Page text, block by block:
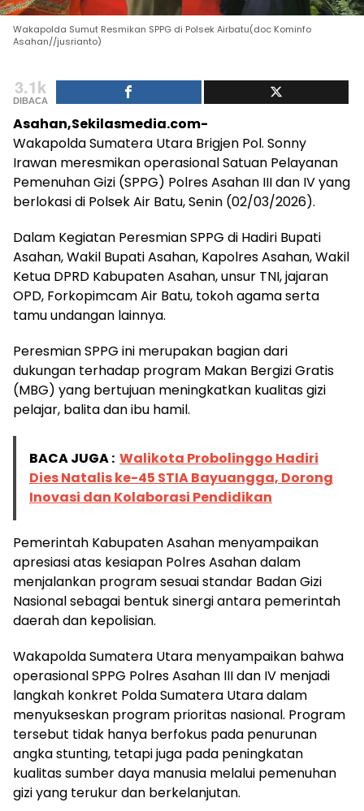
Wakapolda Sumut Resmikan SPPG di Polsek Airbatu(doc Kominfo
Asahan//jusrianto)
3.1k
DIBACA
Asahan,Sekilasmedia.com-
Wakapolda Sumatera Utara Brigjen Pol. Sonny
Irawan meresmikan operasional Satuan Pelayanan
Pemenuhan Gizi (SPPG) Polres Asahan III dan IV yang
berlokasi di Polsek Air Batu, Senin (02/03/2026).
Dalam Kegiatan Peresmian SPPG di Hadiri Bupati
Asahan, Wakil Bupati Asahan, Kapolres Asahan, Wakil
Ketua DPRD Kabupaten Asahan, unsur TNI, jajaran
OPD, Forkopimcam Air Batu, tokoh agama serta
tamu undangan lainnya.
Peresmian SPPG ini merupakan bagian dari
dukungan terhadap program Makan Bergizi Gratis
(MBG) yang bertujuan meningkatkan kualitas gizi
pelajar, balita dan ibu hamil.
BACA JUGA : Walikota Probolinggo Hadiri
Dies Natalis ke-45 STIA Bayuangga, Dorong
Inovasi dan Kolaborasi Pendidikan
Pemerintah Kabupaten Asahan menyampaikan
apresiasi atas kesiapan Polres Asahan dalam
menjalankan program sesuai standar Badan Gizi
Nasional sebagai bentuk sinergi antara pemerintah
daerah dan kepolisian.
Wakapolda Sumatera Utara menyampaikan bahwa
operasional SPPG Polres Asahan III dan IV menjadi
langkah konkret Polda Sumatera Utara dalam
menyukseskan program prioritas nasional. Program
tersebut tidak hanya berfokus pada penurunan
angka stunting, tetapi juga pada peningkatan
kualitas sumber daya manusia melalui pemenuhan
gizi yang terukur dan berkelanjutan.